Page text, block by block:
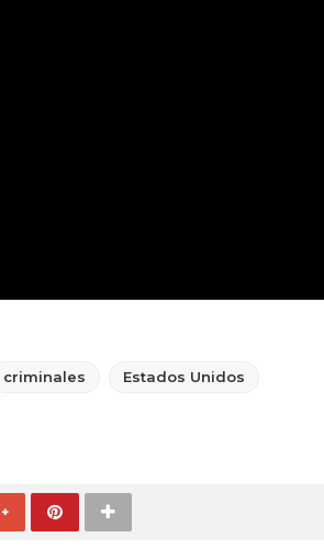
criminales Estados Unidos